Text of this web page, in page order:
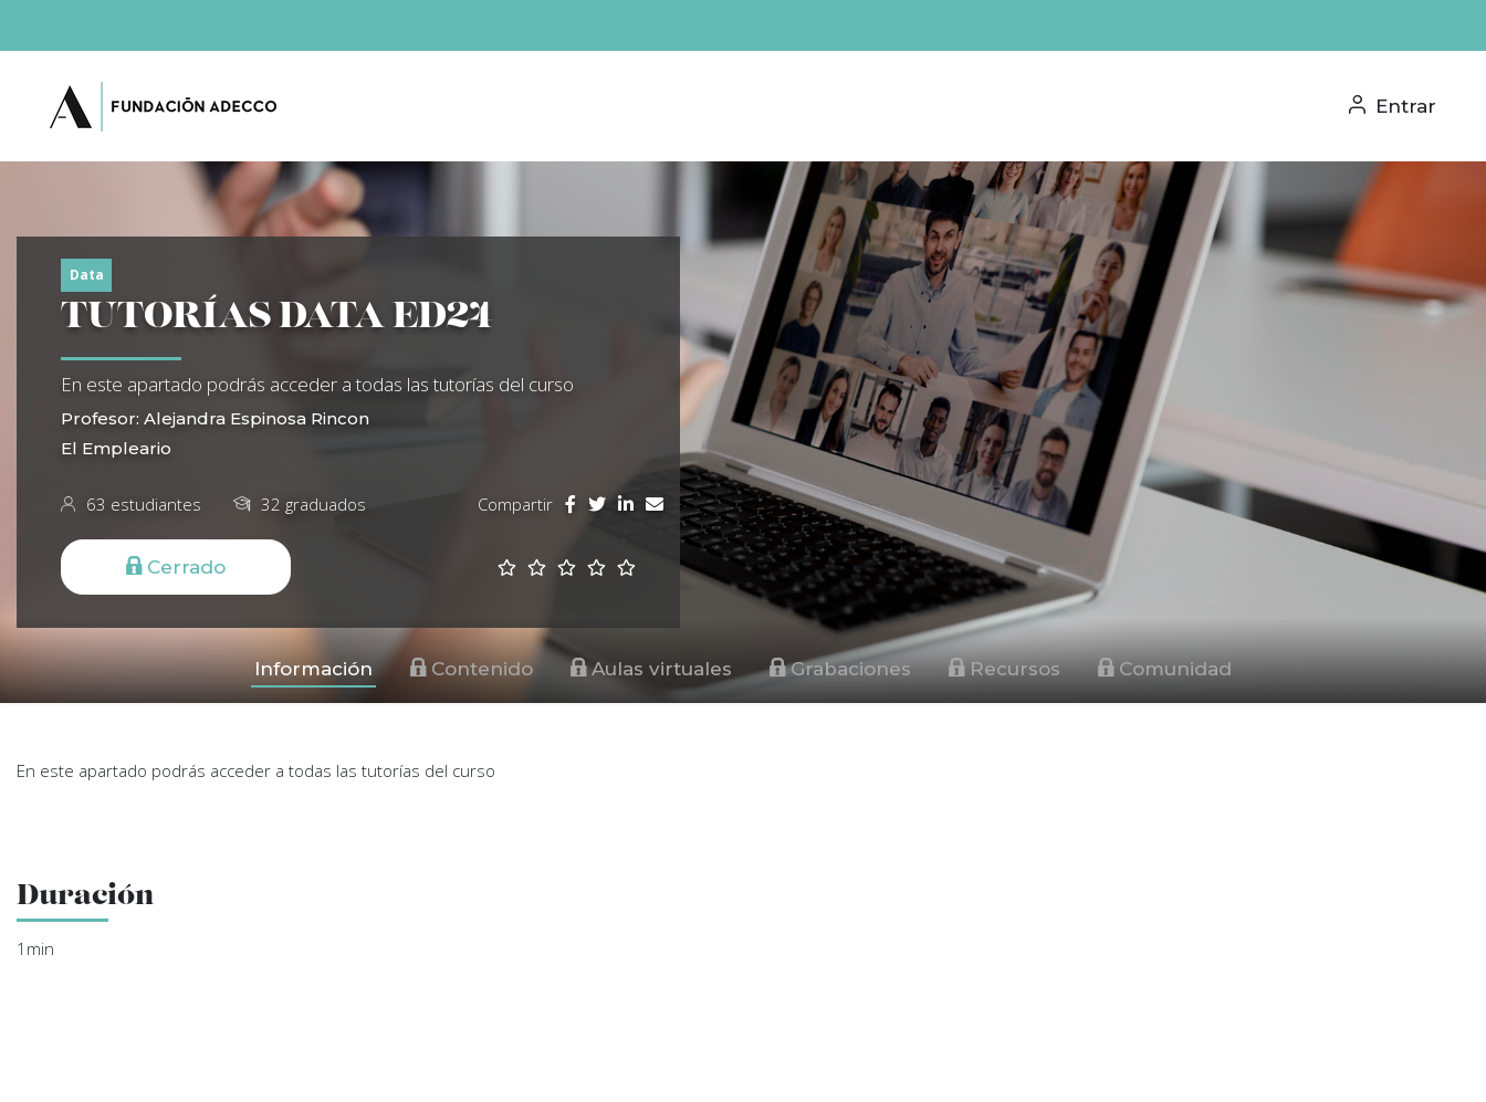
Entrar
Data
TUTORÍAS DATA ED24
En este apartado podrás acceder a todas las tutorías del curso
Profesor: Alejandra Espinosa Rincon
El Empleario
Cerrado
63 estudiantes 32 graduados Compartir
Información Contenido Aulas virtuales Grabaciones Recursos Comunidad
En este apartado podrás acceder a todas las tutorías del curso
Duración
1min